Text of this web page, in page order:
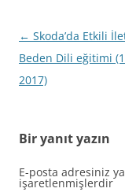
Yazı
dolaşımı
← Skoda’da Etkili
Beden Dili eğitimi
2017)
Bir yanıt yazın
E-posta adresiniz
işaretlenmişlerdir